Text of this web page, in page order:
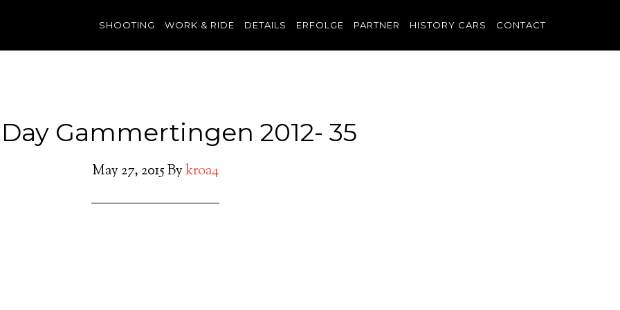
SHOOTING WORK & RIDE DETAILS ERFOLGE PARTNER HISTORY CARS CONTACT
Gammertingen 2012- 35
May 27, 2015Bykroa4